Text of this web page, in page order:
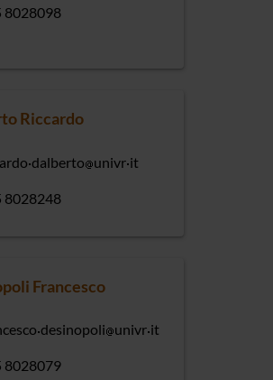
8028098
Riccardo
dalberto univr it
8028248
Francesco
desinopoli univr it
8028079